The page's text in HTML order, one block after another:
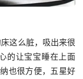
这么脏，吸出来很
的让宝宝睡在上面
也很方便，五星好